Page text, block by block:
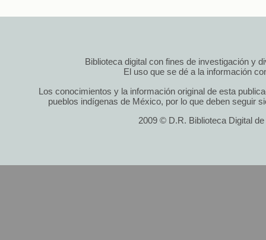
Biblioteca digital con fines de investigación y
El uso que se dé a la información
Los conocimientos y la información original de esta
pueblos indígenas de México, por lo que deben seguir
2009 © D.R. Biblioteca Digital